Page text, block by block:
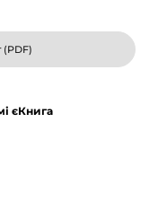
(PDF)
єКнига